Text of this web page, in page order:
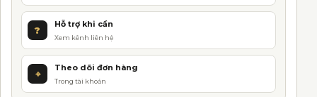
e
?
Hỗ trợ khi cần
Xem kênh liên hệ
⌖
Theo dõi đơn hàng
Trong tài khoản